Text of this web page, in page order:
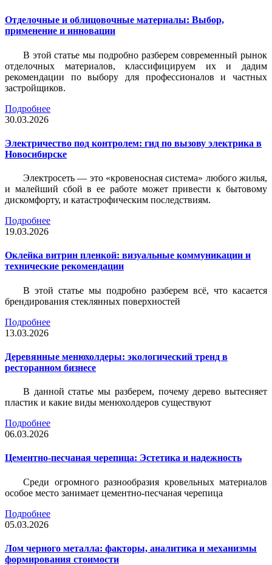
Отделочные и облицовочные материалы: Выбор,
применение и инновации
В этой статье мы подробно разберем современный рынок
отделочных материалов, классифицируем их и дадим
рекомендации по выбору для профессионалов и частных
застройщиков.
Подробнее
30.03.2026
Электричество под контролем: гид по вызову электрика в
Новосибирске
Электросеть — это «кровеносная система» любого жилья,
и малейший сбой в ее работе может привести к бытовому
дискомфорту, и катастрофическим последствиям.
Подробнее
19.03.2026
Оклейка витрин пленкой: визуальные коммуникации и
технические рекомендации
В этой статье мы подробно разберем всё, что касается
брендирования стеклянных поверхностей
Подробнее
13.03.2026
Деревянные менюхолдеры: экологический тренд в
ресторанном бизнесе
В данной статье мы разберем, почему дерево вытесняет
пластик и какие виды менюхолдеров существуют
Подробнее
06.03.2026
Цементно-песчаная черепица: Эстетика и надежность
Среди огромного разнообразия кровельных материалов
особое место занимает цементно-песчаная черепица
Подробнее
05.03.2026
Лом черного металла: факторы, аналитика и механизмы
формирования стоимости